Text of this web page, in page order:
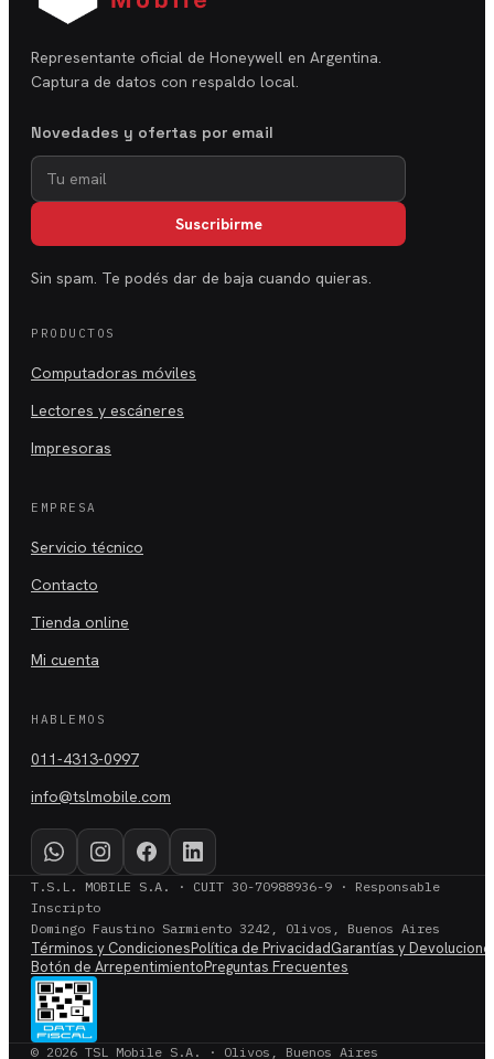
Representante oficial de Honeywell en Argentina.
Captura de datos con respaldo local.
Novedades y ofertas por email
Suscribirme
Sin spam. Te podés dar de baja cuando quieras.
PRODUCTOS
Computadoras móviles
Lectores y escáneres
Impresoras
EMPRESA
Servicio técnico
Contacto
Tienda online
Mi cuenta
HABLEMOS
011-4313-0997
info@tslmobile.com
T.S.L. MOBILE S.A. · CUIT 30-70988936-9 · Responsable
Inscripto
Domingo Faustino Sarmiento 3242, Olivos, Buenos Aires
Términos y CondicionesPolítica de PrivacidadGarantías y
Botón de ArrepentimientoPreguntas Frecuentes
© 2026 TSL Mobile S.A. · Olivos, Buenos Aires